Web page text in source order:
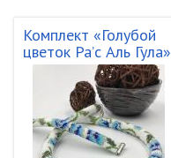
Комплект «Голубой
цветок Ра’с Аль Гула»